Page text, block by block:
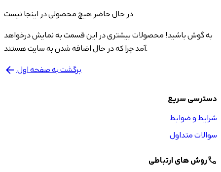
در حال حاضر هیچ محصولی در اینجا نیست
به گوش باشید! محصولات بیشتری در این قسمت به نمایش درخواهد
آمد چرا که در حال اضافه شدن به سایت هستند.
arrow_back برگشت به صفحه اول
دسترسی سریع
شرایط و ضوابط
سوالات متداول
callروش های ارتباطی